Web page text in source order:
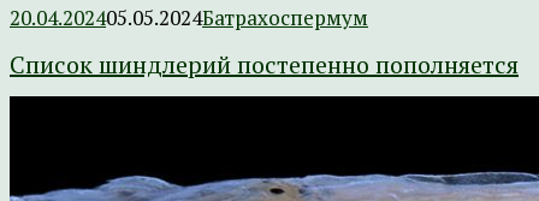
20.04.202405.05.2024Батрахоспермум
Список шиндлерий постепенно пополняется